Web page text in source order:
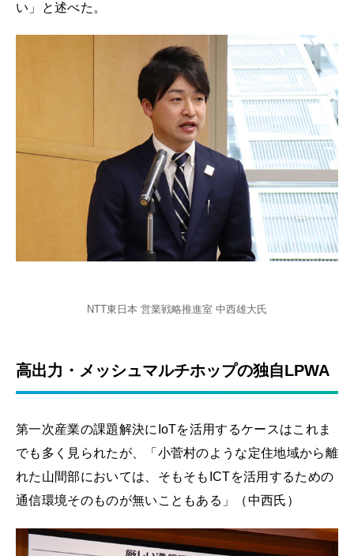
い」と述べた。
NTT東日本 営業戦略推進室 中西雄大氏
高出力・メッシュマルチホップの独自LPWA
第一次産業の課題解決にIoTを活用するケースはこれま
でも多く見られたが、「小菅村のような定住地域から離
れた山間部においては、そもそもICTを活用するための
通信環境そのものが無いこともある」（中西氏）